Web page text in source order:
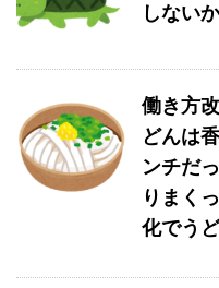
しない
働き方
どんは
ンチだ
りまく
化でう